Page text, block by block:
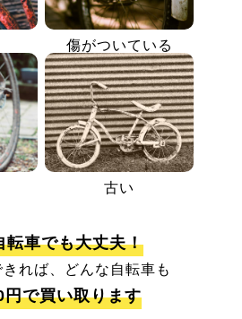
傷がついている
古い
転車でも大丈夫！
れば、どんな自転車も
円で買い取ります